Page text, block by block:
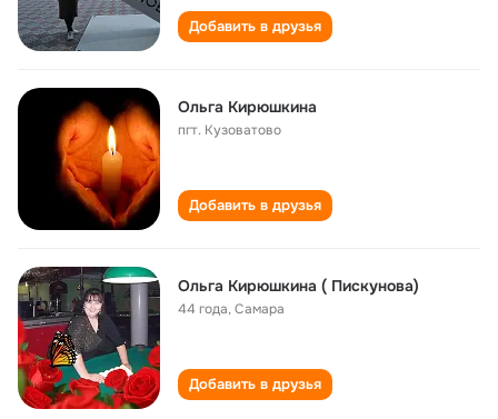
Добавить в друзья
Ольга Кирюшкина
пгт. Кузоватово
Добавить в друзья
Ольга Кирюшкина ( Пискунова)
44 года,Самара
Добавить в друзья